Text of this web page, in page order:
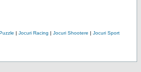
| Jocuri Racing | Jocuri Shootere | Jocuri Sport